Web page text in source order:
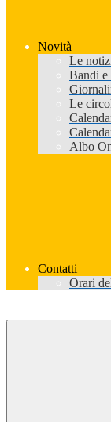
Novità
Le
Bandi e
Le
Albo
Contatti
Orari